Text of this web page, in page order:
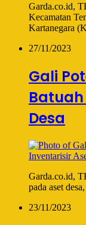
Garda.co.id,
Kecamatan
Kartanegara
27/11/2023
Gali
Desa
Garda.co.id,
pada aset
23/11/2023